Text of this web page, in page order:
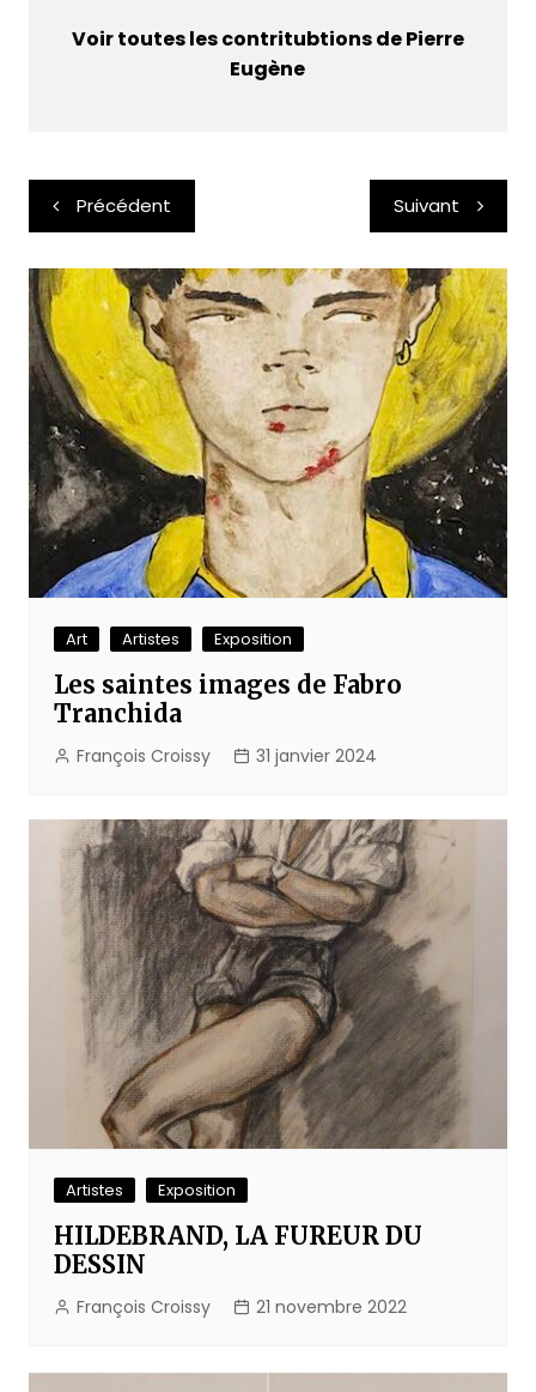
Voir toutes les contritubtions de Pierre
Eugène
Navigation
de
l’article
Précédent Suivant
Art Artistes Exposition
Les saintes images de Fabro
Tranchida
François Croissy 31 janvier 2024
Artistes Exposition
HILDEBRAND, LA FUREUR DU
DESSIN
François Croissy 21 novembre 2022